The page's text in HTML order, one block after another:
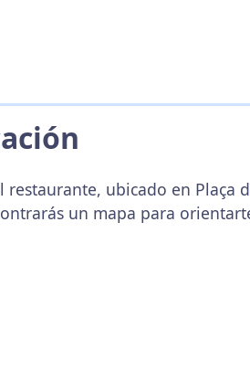
ubicado en Plaça
un mapa para